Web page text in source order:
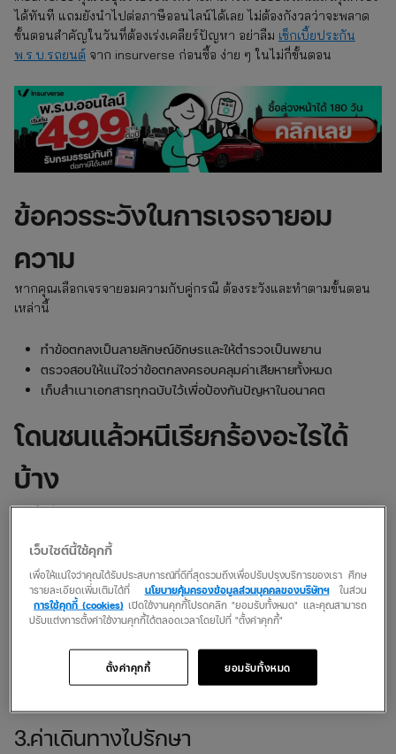
ได้ทันที แถมยังนำไปต่อภาษีออนไลน์ได้เลย ไม่ต้องกังวลว่าจะพลาด
ขั้นตอนสำคัญในวันที่ต้องเร่งเคลียร์ปัญหา อย่าลืม เช็กเบี้ยประกัน
พ.ร.บ.รถยนต์ จาก insurverse ก่อนซื้อ ง่าย ๆ ในไม่กี่ขั้นตอน
ข้อควรระวังในการเจรจายอม
ความ
หากคุณเลือกเจรจายอมความกับคู่กรณี ต้องระวังและทำตามขั้นตอน
เหล่านี้
ทำข้อตกลงเป็นลายลักษณ์อักษรและให้ตำรวจเป็นพยาน
ตรวจสอบให้แน่ใจว่าข้อตกลงครอบคลุมค่าเสียหายทั้งหมด
เก็บสำเนาเอกสารทุกฉบับไว้เพื่อป้องกันปัญหาในอนาคต
โดนชนแล้วหนีเรียกร้องอะไรได้
บ้าง
1.ค่ารักษาพยาบาล
ผู้เสียหายสามารถเรียกร้องค่ารักษาพยาบาลทั้งหมดได้ ไม่ว่าจะเข้ารับ
การรักษาในโรงพยาบาลรัฐหรือเอกชน ค่าใช้จ่ายในส่วนนี้อาจต้อง
สำรองจ่ายก่อน แล้วนำใบเสร็จไปเรียกคืนจากคู่กรณีภายหลัง
2.ค่ากายภาพบำบัด
หากการบาดเจ็บต้องมีการฟื้นฟูร่างกาย เช่น กายภาพบำบัด ผู้เสียหาย
สามารถเรียกค่าใช้จ่ายในส่วนนี้ได้เช่นกัน โดยรวบรวมใบเสร็จและ
หลักฐานที่เกี่ยวข้องไว้เป็นหลักฐาน
3.ค่าเดินทางไปรักษา
เว็บไซต์นี้ใช้คุกกี้
เพื่อให้แน่ใจว่าคุณได้รับประสบการณ์ที่ดีที่สุดรวมถึงเพื่อปรับปรุงบริการของเรา ศึกษ
ารายละเอียดเพิ่มเติมได้ที่
นโยบายคุ้มครองข้อมูลส่วนบุคคลของบริษัทฯในส่วน
การใช้คุกกี้ (cookies) เปิดใช้งานคุกกี้โปรดคลิก "ยอมรับทั้งหมด" และคุณสามารถ
ปรับแต่งการตั้งค่าใช้งานคุกกี้ได้ตลอดเวลาโดยไปที่ "ตั้งค่าคุกกี้"
ยอมรับทั้งหมด
ตั้งค่าคุกกี้